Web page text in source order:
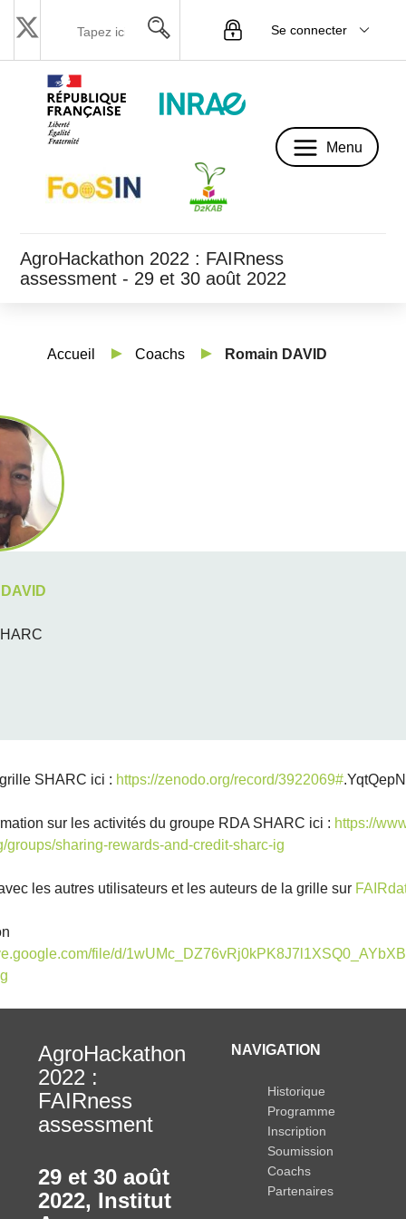
Se connecter
Menu
AgroHackathon 2022 : FAIRness
assessment - 29 et 30 août 2022
Accueil Coachs Romain DAVID
SHARC ici : https://zenodo.org/record/3922069#
sur les activités du groupe RDA SHARC ici : https://
groups/sharing-rewards-and-credit-sharc-ig
les autres utilisateurs et les auteurs de la grille sur
file/d/
AgroHackathon
2022 :
FAIRness
assessment
29 et 30 août
2022, Institut
NAVIGATION
Historique
Programme
Inscription
Soumission
Coachs
Partenaires